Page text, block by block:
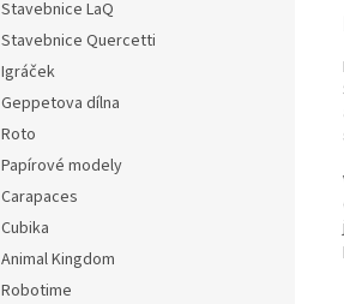
Stavebnice LaQ
Stavebnice Quercetti
Igráček
Geppetova dílna
Roto
Papírové modely
Carapaces
Cubika
Animal Kingdom
Robotime